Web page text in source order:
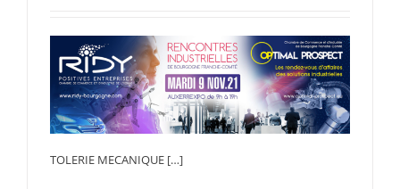
TOLERIE MECANIQUE […]